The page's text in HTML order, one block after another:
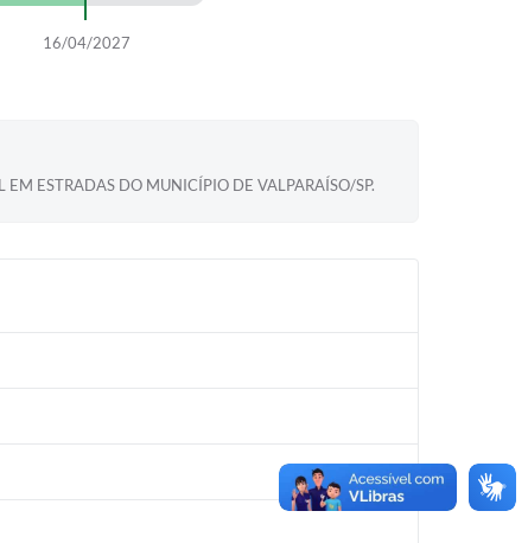
16/04/2027
ESTRADAS DO MUNICÍPIO DE VALPARAÍSO/SP.